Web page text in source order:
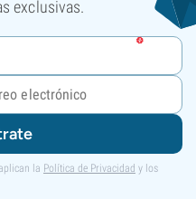
exclusivas.
la Política de Privacidad y los